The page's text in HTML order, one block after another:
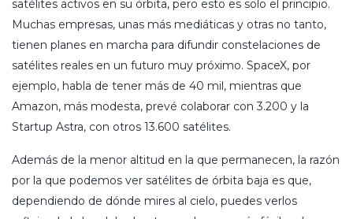
satélites activos en su órbita, pero esto es solo el principio.
Muchas empresas, unas más mediáticas y otras no tanto,
tienen planes en marcha para difundir constelaciones de
satélites reales en un futuro muy próximo. SpaceX, por
ejemplo, habla de tener más de 40 mil, mientras que
Amazon, más modesta, prevé colaborar con 3.200 y la
Startup Astra, con otros 13.600 satélites.
Además de la menor altitud en la que permanecen, la razón
por la que podemos ver satélites de órbita baja es que,
dependiendo de dónde mires al cielo, puedes verlos